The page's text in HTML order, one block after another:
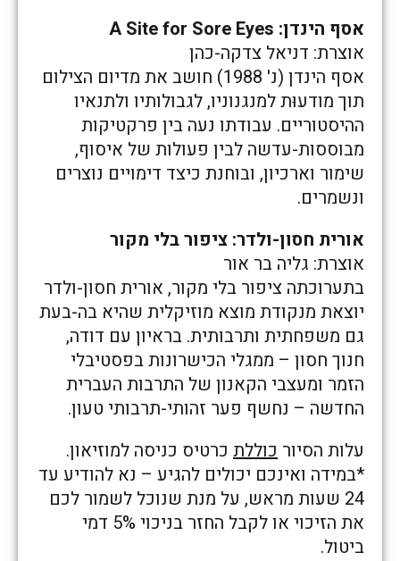
אסף הינדן: A Site for Sore Eyes
אוצרת: דניאל צדקה-כהן
אסף הינדן (נ' 1988) חושב את מדיום הצילום
תוך מודעוּת למנגנוניו, לגבולותיו ולתנאיו
ההיסטוריים. עבודתו נעה בין פרקטיקות
מבוססות-עדשה לבין פעולות של איסוף,
שימור וארכיון, ובוחנת כיצד דימויים נוצרים
ונשמרים.
אורית חסון-ולדר: ציפור בלי מקור
אוצרת: גליה בר אור
בתערוכתה ציפור בלי מקור, אורית חסון-ולדר
יוצאת מנקודת מוצא מוזיקלית שהיא בה-בעת
גם משפחתית ותרבותית. בראיון עם דודה,
חנוך חסון – ממגלי הכישרונות בפסטיבלי
הזמר ומעצבי הקאנון של התרבות העברית
החדשה – נחשף פער זהותי-תרבותי טעון.
עלות הסיור כוללת כרטיס כניסה למוזיאון.
*במידה ואינכם יכולים להגיע – נא להודיע עד
24 שעות מראש, על מנת שנוכל לשמור לכם
את הזיכוי או לקבל החזר בניכוי 5% דמי
ביטול.